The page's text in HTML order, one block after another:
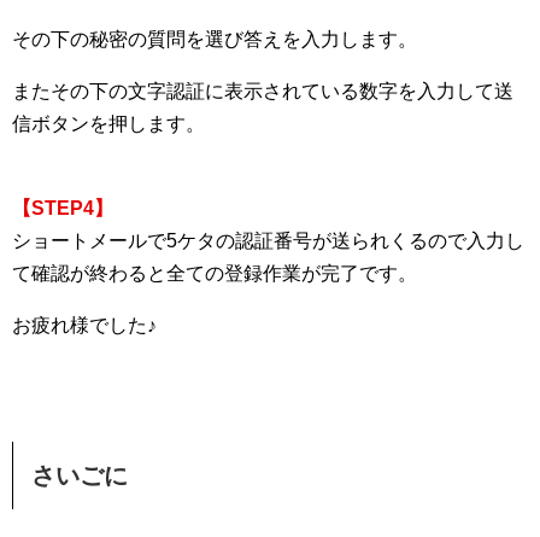
その下の秘密の質問を選び答えを入力します。
またその下の文字認証に表示されている数字を入力して送
信ボタンを押します。
【STEP4】
ショートメールで5ケタの認証番号が送られくるので入力し
て確認が終わると全ての登録作業が完了です。
お疲れ様でした♪
さいごに